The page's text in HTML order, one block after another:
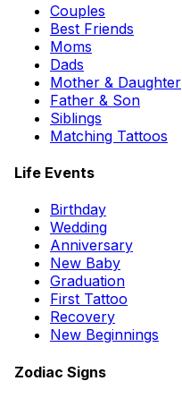
Couples
Best Friends
Moms
Dads
Mother & Daughter
Father & Son
Siblings
Matching Tattoos
Life Events
Birthday
Wedding
Anniversary
New Baby
Graduation
First Tattoo
Recovery
New Beginnings
Zodiac Signs